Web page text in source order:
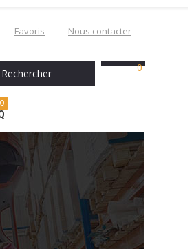
Favoris Nous contacter
Rechercher 0